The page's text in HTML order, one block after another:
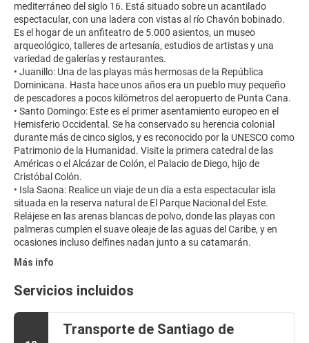
mediterráneo del siglo 16. Está situado sobre un acantilado
espectacular, con una ladera con vistas al río Chavón bobinado.
Es el hogar de un anfiteatro de 5.000 asientos, un museo
arqueológico, talleres de artesanía, estudios de artistas y una
variedad de galerías y restaurantes.
• Juanillo: Una de las playas más hermosas de la República
Dominicana. Hasta hace unos años era un pueblo muy pequeño
de pescadores a pocos kilómetros del aeropuerto de Punta Cana.
• Santo Domingo: Este es el primer asentamiento europeo en el
Hemisferio Occidental. Se ha conservado su herencia colonial
durante más de cinco siglos, y es reconocido por la UNESCO como
Patrimonio de la Humanidad. Visite la primera catedral de las
Américas o el Alcázar de Colón, el Palacio de Diego, hijo de
Cristóbal Colón.
• Isla Saona: Realice un viaje de un día a esta espectacular isla
situada en la reserva natural de El Parque Nacional del Este.
Relájese en las arenas blancas de polvo, donde las playas con
palmeras cumplen el suave oleaje de las aguas del Caribe, y en
Más info
Servicios incluidos
Transporte de Santiago de